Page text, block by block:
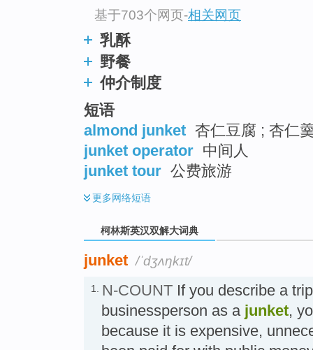
基于703个网页-相关网页
乳酥
野餐
仲介制度
短语
almond junket 杏仁豆腐 ; 杏仁
junket operator 中间人
junket tour 公费旅游
更多网络短语
柯林斯英汉双解大词典
junket /ˈdʒʌŋkɪt/
1. N-COUNT If you describe a
businessperson as a junket,
because it is expensive,